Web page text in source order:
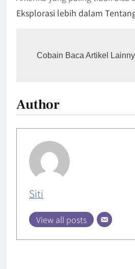
Eksplorasi lebih dalam
Cobain Baca Artikel
Author
Siti
View all posts